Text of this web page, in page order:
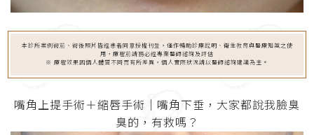
本診所案例術前、術後照片皆經患者同意授權刊登，僅作輔助診療說明、衛生教育與醫療知識之使
用，療程前請務必經專業醫師諮詢及評估
※ 療程效果因個人體質不同而有所差異，個人實際狀況請以醫師諮詢建議為主。
嘴角上提手術＋縮唇手術│嘴角下垂，大家都說我臉臭
臭的，有救嗎？